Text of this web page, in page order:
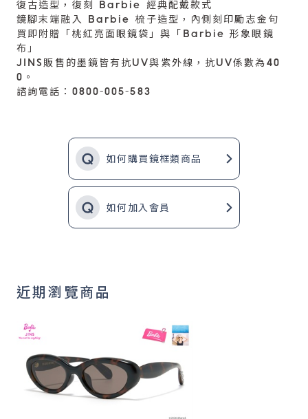
復古造型，復刻 Barbie 經典配戴款式
鏡腳末端融入 Barbie 梳子造型，內側刻印勵志金句
買即附贈「桃紅亮面眼鏡袋」與「Barbie 形象眼鏡
布」
JINS販售的墨鏡皆有抗UV與紫外線，抗UV係數為40
0。
諮詢電話：0800-005-583
如何購買鏡框類商品
如何加入會員
近期瀏覽商品